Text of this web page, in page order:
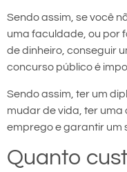
Sendo assim, se você
uma faculdade, ou por
de dinheiro, conseguir
concurso público é
Sendo assim, ter um
mudar de vida, ter
emprego e garantir um
Quanto